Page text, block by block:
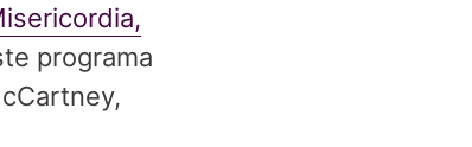
programa